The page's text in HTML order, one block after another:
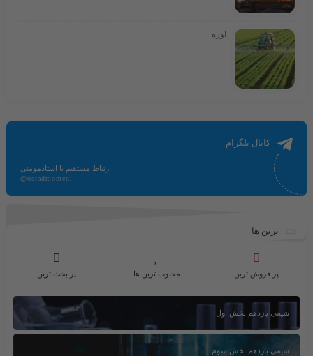
اوره
کانال تلگرام
ارتباط مستقیم با استادمومنی
@ostadmomeni
ترین ها
پر فروش ترین محبوب ترین ها پر بحث ترین
شیمی یازدهم بخش اول
شیمی یازدهم بخش سوم